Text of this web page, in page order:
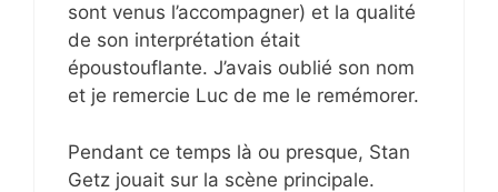
sont venus l’accompagner) et la qualité
de son interprétation était
époustouflante. J’avais oublié son nom
et je remercie Luc de me le remémorer.
Pendant ce temps là ou presque, Stan
Getz jouait sur la scène principale.